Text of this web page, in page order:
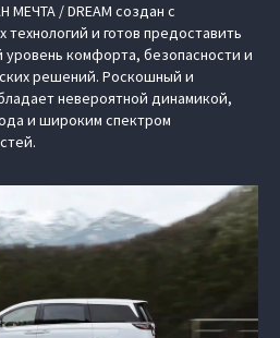
МЕЧТА / DREAM создан с
и готов предоставить
комфорта, безопасности и
решений. Роскошный и
невероятной динамикой,
и широким спектром